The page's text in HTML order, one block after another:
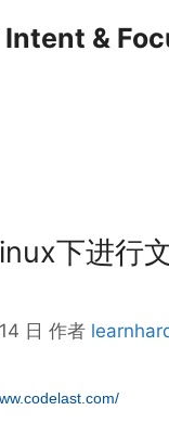
Intent &
下进行
日 作者